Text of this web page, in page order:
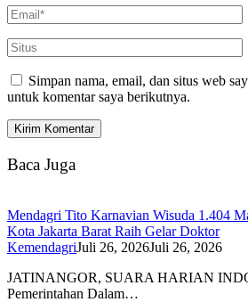
Simpan nama, email, dan situs web
untuk komentar saya berikutnya.
Baca Juga
Mendagri Tito Karnavian Wisuda 1.404
Kota Jakarta Barat Raih Gelar Doktor
KemendagriJuli 26, 2026Juli 26, 2026
JATINANGOR, SUARA HARIAN
Pemerintahan Dalam…